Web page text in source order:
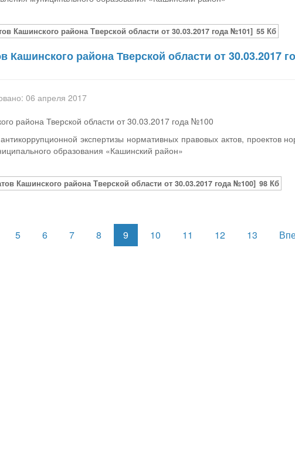
Кашинского района Тверской области от 30.03.2017 года №101] 55 Кб
Кашинского района Тверской области от 30.03.2017
06 апреля 2017
района Тверской области от 30.03.2017 года №100
экспертизы нормативных правовых актов, проектов
образования «Кашинский район»
Кашинского района Тверской области от 30.03.2017 года №100] 98 Кб
5 6 7 8 9 10 11 12 13